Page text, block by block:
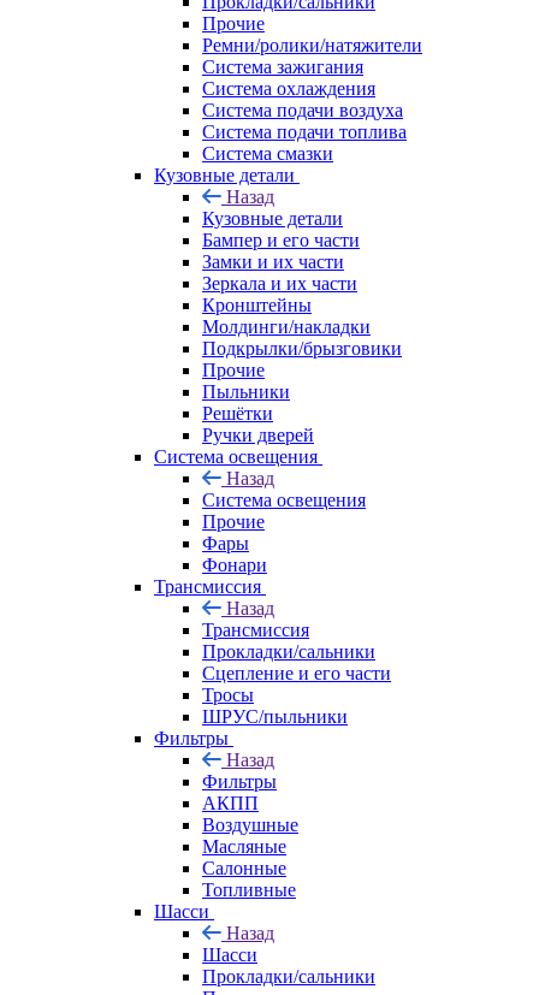
Прочие
Ремни/ролики/натяжители
Система зажигания
Система охлаждения
Система подачи воздуха
Система подачи топлива
Система смазки
Кузовные детали
Назад
Кузовные детали
Бампер и его части
Замки и их части
Зеркала и их части
Кронштейны
Молдинги/накладки
Подкрылки/брызговики
Прочие
Пыльники
Решётки
Ручки дверей
Система освещения
Назад
Система освещения
Прочие
Фары
Фонари
Трансмиссия
Назад
Трансмиссия
Прокладки/сальники
Сцепление и его части
Тросы
ШРУС/пыльники
Фильтры
Назад
Фильтры
АКПП
Воздушные
Масляные
Салонные
Топливные
Шасси
Назад
Шасси
Прокладки/сальники